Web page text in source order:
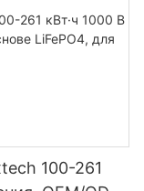
100-261